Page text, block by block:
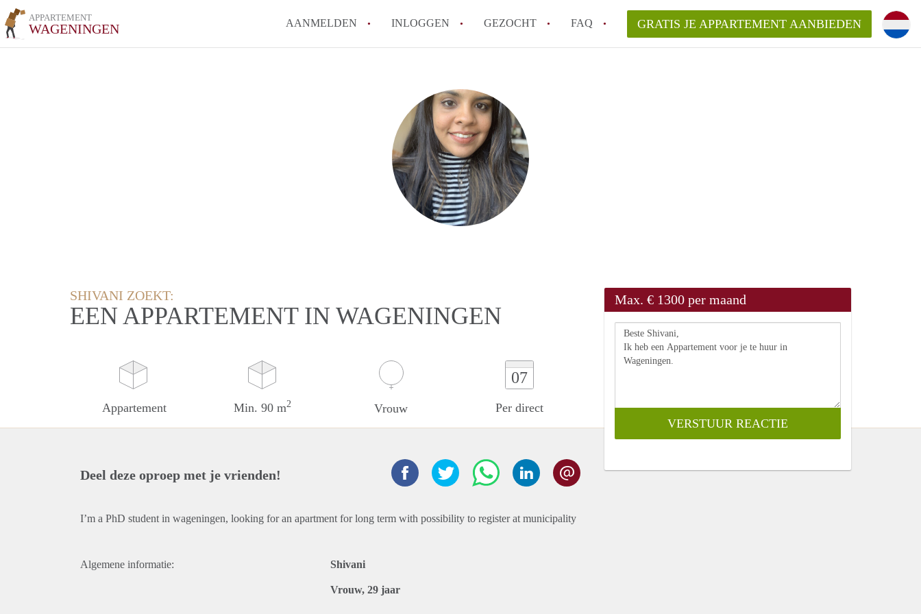
APPARTEMENT
WAGENINGEN AANMELDEN INLOGGEN GEZOCHT FAQ
How to translate AppartementWageningen!
Berekent AppartementWageningen
makelaarsvergoeding/bemiddelingsvergoeding?
Wat is AppartementWageningen?
Wat is de privacyverklaring van AppartementWageningen?
Is AppartementWageningen verantwoordelijk voor het aangeboden
Appartement / Appartementen in Wageningen?
Alle veelgestelde vragen
GRATIS JE APPARTEMENT AANBIEDEN
SHIVANI ZOEKT:
EEN APPARTEMENT IN WAGENINGEN
Appartement Min. 90 m2 Vrouw
07
Per direct
Max. € 1300 per maand
Deel deze oproep met je vrienden!
I’m a PhD student in wageningen, looking for an apartment for long term with possibility to register at municipality
Algemene informatie: Shivani
Vrouw, 29 jaar